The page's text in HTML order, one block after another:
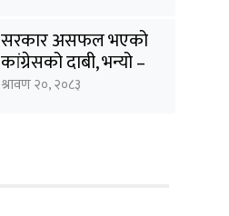
सरकार असफल भएको
कांग्रेसको दाबी, भन्यो –
‘जनविश्वासको संकटमा
श्रावण २०, २०८३